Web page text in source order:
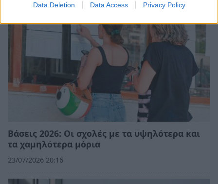
Data Deletion Data Access Privacy Policy
Βάσεις 2026: Οι σχολές με τα υψηλότερα και
τα χαμηλότερα μόρια
23/07/2026 20:16